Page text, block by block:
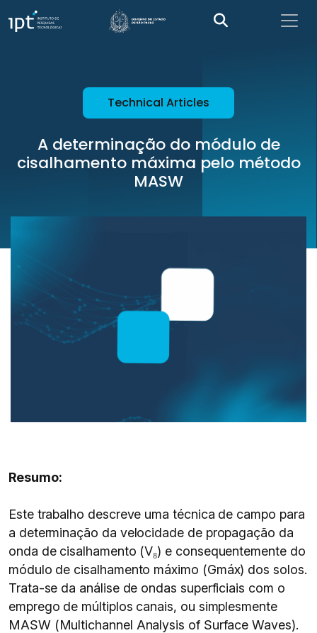
Technical Articles
A determinação do módulo de
cisalhamento máxima pelo método
MASW
Resumo:
Este trabalho descreve uma técnica de campo para
a determinação da velocidade de propagação da
onda de cisalhamento (V₈) e consequentemente do
módulo de cisalhamento máximo (Gmáx) dos solos.
Trata-se da análise de ondas superficiais com o
emprego de múltiplos canais, ou simplesmente
MASW (Multichannel Analysis of Surface Waves).